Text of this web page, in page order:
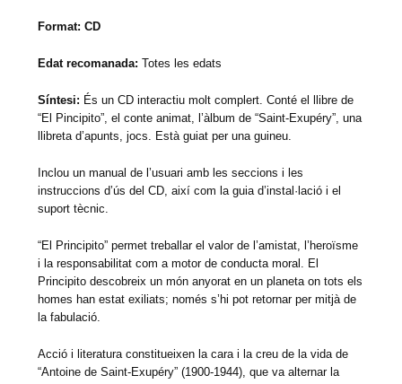
Format: CD
Edat recomanada: Totes les edats
Síntesi: És un CD interactiu molt complert. Conté el llibre de
“El Pincipito”, el conte animat, l’àlbum de “Saint-Exupéry”, una
llibreta d’apunts, jocs. Està guiat per una guineu.
Inclou un manual de l’usuari amb les seccions i les
instruccions d’ús del CD, així com la guia d’instal·lació i el
suport tècnic.
“El Principito” permet treballar el valor de l’amistat, l’heroïsme
i la responsabilitat com a motor de conducta moral. El
Principito descobreix un món anyorat en un planeta on tots els
homes han estat exiliats; només s’hi pot retornar per mitjà de
la fabulació.
Acció i literatura constitueixen la cara i la creu de la vida de
“Antoine de Saint-Exupéry” (1900-1944), que va alternar la